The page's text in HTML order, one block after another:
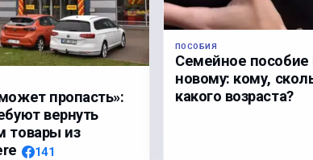
пропасть»:
вернуть
товары из
141
ПОСОБИЯ
Семейное пособие
новому: кому,
какого возраста?